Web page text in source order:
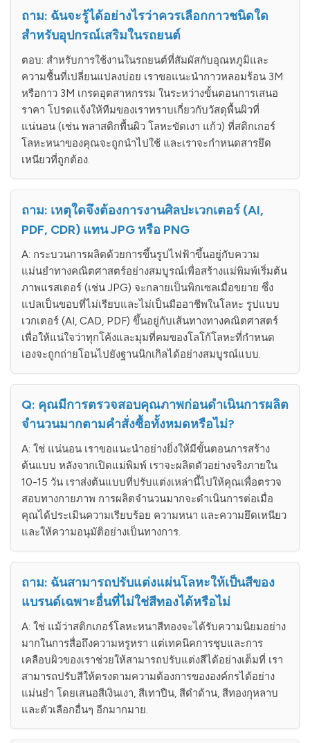
ถาม: ฉันจะรู้ได้อย่างไรว่าควรเลือกกาวชนิดใด
สำหรับอุปกรณ์เสริมในรถยนต์
ตอบ: สำหรับการใช้งานในรถยนต์ที่สัมผัสกับอุณหภูมิและ
ความชื้นที่เปลี่ยนแปลงบ่อย เราขอแนะนำกาวหลอมร้อน 3M
หรือกาว 3M เกรดอุตสาหกรรม ในระหว่างขั้นตอนการเสนอ
ราคา โปรดแจ้งให้ทีมของเราทราบเกี่ยวกับวัสดุพื้นผิวที่
แน่นอน (เช่น พลาสติกพื้นผิว โลหะขัดเงา แก้ว) ที่สติกเกอร์
โลหะหนาของคุณจะถูกนำไปใช้ และเราจะกำหนดสารยึด
เหนียวที่ถูกต้อง.
ถาม: เหตุใดจึงต้องการงานศิลปะเวกเตอร์ (AI,
PDF, CDR) แทน JPG หรือ PNG
A: กระบวนการผลิตด้วยการขึ้นรูปไฟฟ้าขึ้นอยู่กับความ
แม่นยำทางคณิตศาสตร์อย่างสมบูรณ์เพื่อสร้างแม่พิมพ์เริ่มต้น
ภาพแรสเตอร์ (เช่น JPG) จะกลายเป็นพิกเซลเมื่อขยาย ซึ่ง
แปลเป็นขอบที่ไม่เรียบและไม่เป็นมืออาชีพในโลหะ รูปแบบ
เวกเตอร์ (AI, CAD, PDF) ขึ้นอยู่กับเส้นทางทางคณิตศาสตร์
เพื่อให้แน่ใจว่าทุกโค้งและมุมที่คมของโลโก้โลหะที่กำหนด
เองจะถูกถ่ายโอนไปยังฐานนิกเกิลได้อย่างสมบูรณ์แบบ.
Q: คุณมีการตรวจสอบคุณภาพก่อนดำเนินการผลิต
จำนวนมากตามคำสั่งซื้อทั้งหมดหรือไม่?
A: ใช่ แน่นอน เราขอแนะนำอย่างยิ่งให้มีขั้นตอนการสร้าง
ต้นแบบ หลังจากเปิดแม่พิมพ์ เราจะผลิตตัวอย่างจริงภายใน
10-15 วัน เราส่งต้นแบบที่ปรับแต่งเหล่านี้ไปให้คุณเพื่อตรวจ
สอบทางกายภาพ การผลิตจำนวนมากจะดำเนินการต่อเมื่อ
คุณได้ประเมินความเรียบร้อย ความหนา และความยึดเหนียว
และให้ความอนุมัติอย่างเป็นทางการ.
ถาม: ฉันสามารถปรับแต่งแผ่นโลหะให้เป็นสีของ
แบรนด์เฉพาะอื่นที่ไม่ใช่สีทองได้หรือไม่
A: ใช่ แม้ว่าสติกเกอร์โลหะหนาสีทองจะได้รับความนิยมอย่าง
มากในการสื่อถึงความหรูหรา แต่เทคนิคการชุบและการ
เคลือบผิวของเราช่วยให้สามารถปรับแต่งสีได้อย่างเต็มที่ เรา
สามารถปรับสีให้ตรงตามความต้องการขององค์กรได้อย่าง
แม่นยำ โดยเสนอสีเงินเงา, สีเทาปืน, สีดำด้าน, สีทองกุหลาบ
และตัวเลือกอื่นๆ อีกมากมาย.